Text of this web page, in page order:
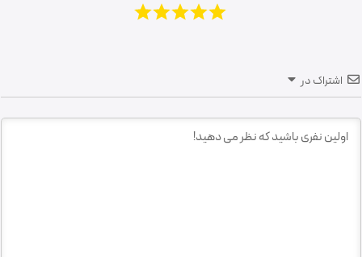
اشتراک در